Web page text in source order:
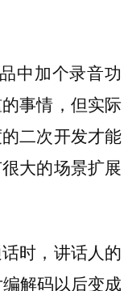
中加个录音功
事情，但实际
二次开发才能
大的场景扩展
时，讲话人的
解码以后变成